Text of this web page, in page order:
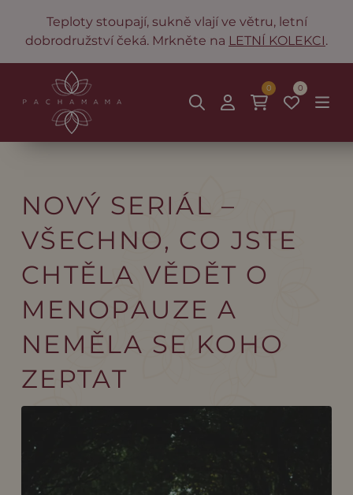
Teploty stoupají, sukně vlají ve větru, letní
dobrodružství čeká. Mrkněte na LETNÍ KOLEKCI.
0
0
NOVÝ SERIÁL –
VŠECHNO, CO JSTE
CHTĚLA VĚDĚT O
MENOPAUZE A
NEMĚLA SE KOHO
ZEPTAT